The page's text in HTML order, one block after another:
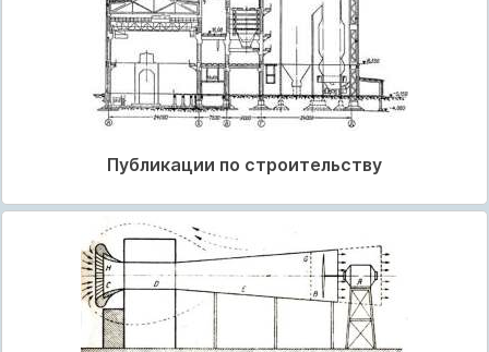
Публикации по строительству